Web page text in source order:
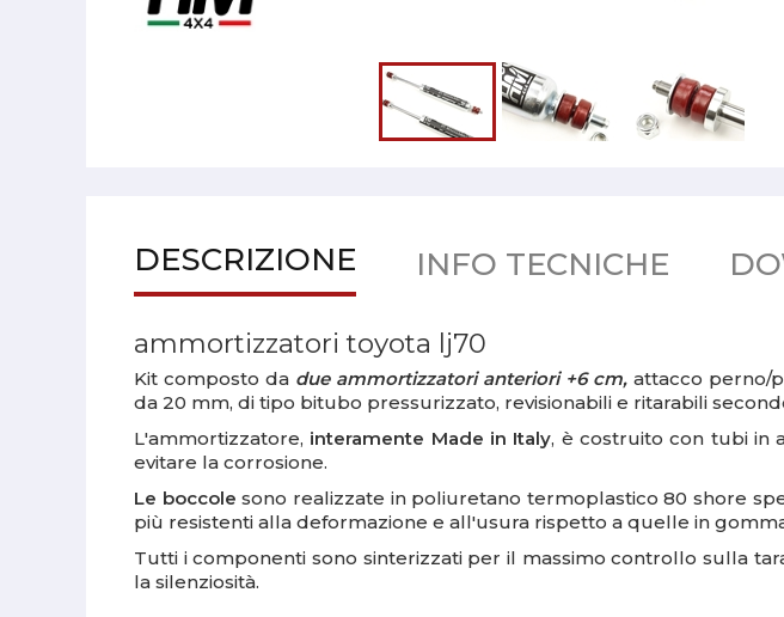
DESCRIZIONE INFO TECNICHE
ammortizzatori toyota lj70
Kit composto da due ammortizzatori anteriori +6 cm,attacco perno/
da 20 mm, di tipo bitubo pressurizzato, revisionabili e ritarabili
L'ammortizzatore, interamente Made in Italy, è costruito con tubi in
evitare la corrosione.
Le boccolesono realizzate in poliuretano termoplastico 80 shore
più resistenti alla deformazione e all'usura rispetto a quelle in
Tutti i componenti sono sinterizzati per il massimo controllo sulla
la silenziosità.